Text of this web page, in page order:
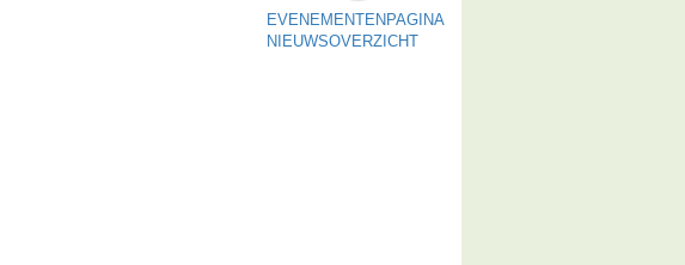
EVENEMENTENPAGINA
NIEUWSOVERZICHT